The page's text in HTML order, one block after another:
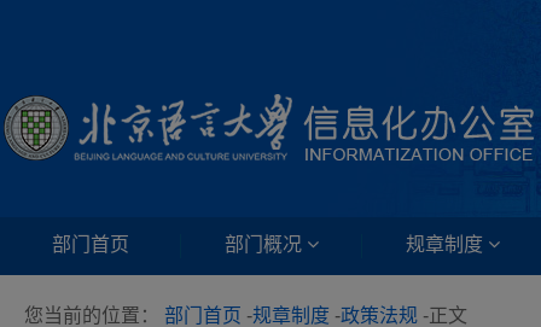
部门首页 部门概况 规章制度
您当前的位置： 部门首页 -规章制度 -政策法规 -正文